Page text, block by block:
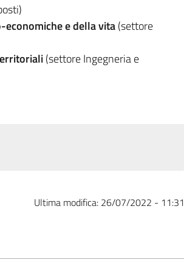
economiche e della vita(settore
(settore Ingegneria e
Ultima modifica: 26/07/2022 - 11:31